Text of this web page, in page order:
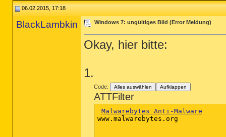
06.02.2015, 17:18
BlackLambkin Windows 7: ungültiges Bild (Error Meldung)
Okay, hier bitte:
1.
Code: Alles auswählen Aufklappen
ATTFilter
Malwarebytes Anti-Malware
www.malwarebytes.org